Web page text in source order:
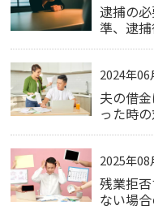
逮捕の
準、逮
2024年06
夫の借
った時
2025年08
残業拒
ない場